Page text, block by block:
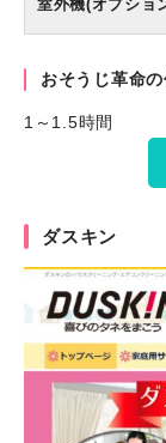
室外機(オプショ
おそうじ革命
1～1.5時間
ダスキン